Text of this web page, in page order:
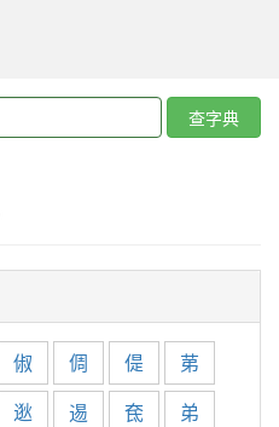
查字典
俶 倜 偍
苐
逖 逷 奃
弟